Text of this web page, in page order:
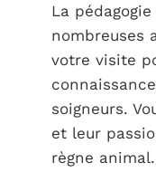
La
nombreuses
votre visite
soigneurs.
et leur
règne animal.